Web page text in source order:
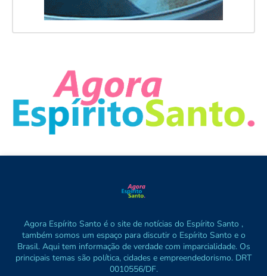
Agora Espírito Santo é o site de notícias do Espírito Santo ,
também somos um espaço para discutir o Espírito Santo e o
Brasil. Aqui tem informação de verdade com imparcialidade. Os
principais temas são política, cidades e empreendedorismo. DRT
0010556/DF.